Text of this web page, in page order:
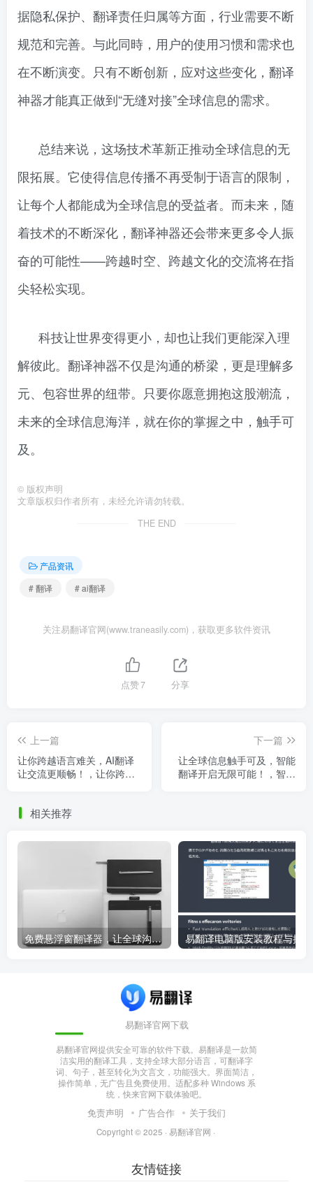
据隐私保护、翻译责任归属等方面，行业需要不断
规范和完善。与此同時，用户的使用习惯和需求也
在不断演变。只有不断创新，应对这些变化，翻译
神器才能真正做到“无缝对接”全球信息的需求。
总结来说，这场技术革新正推动全球信息的无
限拓展。它使得信息传播不再受制于语言的限制，
让每个人都能成为全球信息的受益者。而未来，随
着技术的不断深化，翻译神器还会带来更多令人振
奋的可能性——跨越时空、跨越文化的交流将在指
尖轻松实现。
科技让世界变得更小，却也让我们更能深入理
解彼此。翻译神器不仅是沟通的桥梁，更是理解多
元、包容世界的纽带。只要你愿意拥抱这股潮流，
未来的全球信息海洋，就在你的掌握之中，触手可
及。
© 版权声明
文章版权归作者所有，未经允许请勿转载。
THE END
产品资讯
# 翻译
# ai翻译
关注易翻译官网(www.traneasily.com)，获取更多软件资讯
点赞7 分享
上一篇
让你跨越语言难关，AI翻译
让交流更顺畅！，让你跨越
下一篇
让全球信息触手可及，智能
翻译开启无限可能！，智能
相关推荐
免费悬浮窗翻译器，让全球沟通无障碍！
易翻译官网下载
易翻译官网提供安全可靠的软件下载。易翻译是一款简
洁实用的翻译工具，支持全球大部分语言，可翻译字
词、句子，甚至转化为文言文，功能强大。界面简洁，
操作简单，无广告且免费使用。适配多种 Windows 系
统，快来官网下载体验吧。
免责声明 广告合作 关于我们
Copyright © 2025 · 易翻译官网 ·
友情链接